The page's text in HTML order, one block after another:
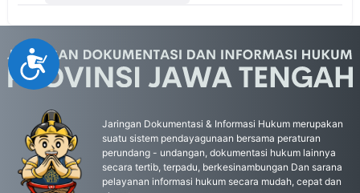
Accessibility
Jaringan Dokumentasi & Informasi Hukum merupakan
suatu sistem pendayagunaan bersama peraturan
perundang - undangan, dokumentasi hukum lainnya
secara tertib, terpadu, berkesinambungan Dan sarana
pelayanan informasi hukum secara mudah, cepat dan